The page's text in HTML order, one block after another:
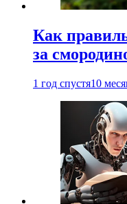
Как
за
1 год спустя10